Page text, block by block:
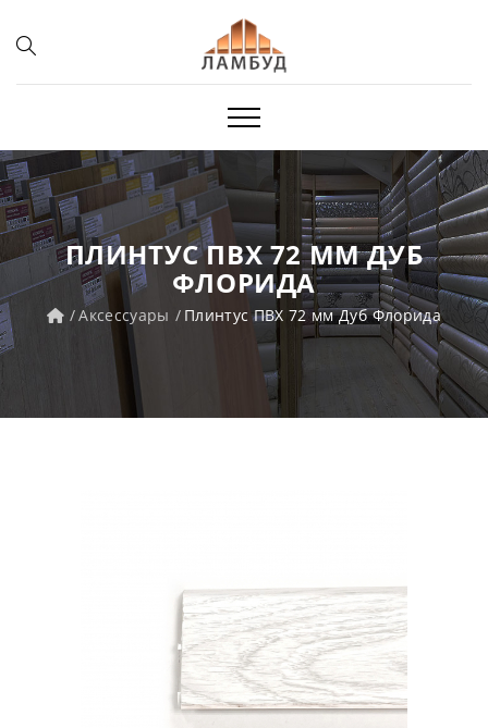
ПЛИНТУС ПВХ 72 ММ ДУБ
ФЛОРИДА
Аксессуары Плинтус ПВХ 72 мм Дуб Флорида